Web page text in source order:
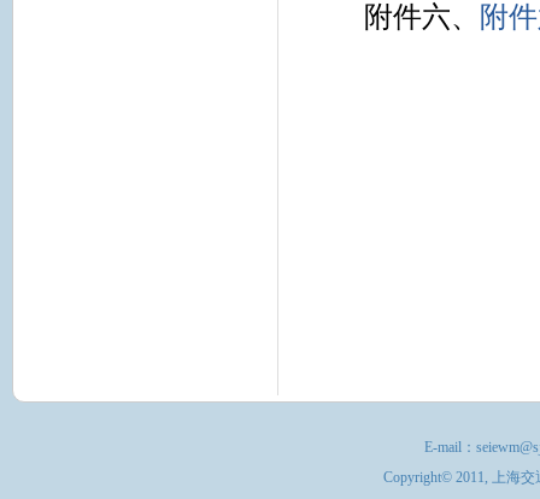
附件六、
附
E-mail：
Copyright© 2011, 上海